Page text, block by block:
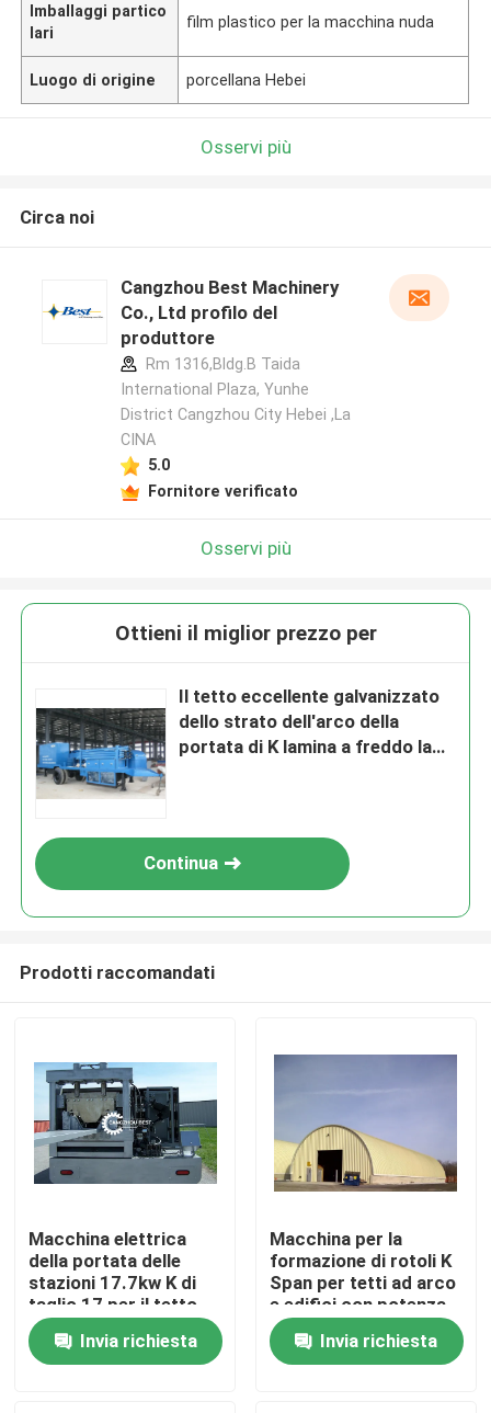
Casa
Prodotti
Imballaggi partico
lari
film plastico per la macchina nuda
Luogo di origine porcellana Hebei
Osservi più
Circa noi
Cangzhou Best Machinery
Co., Ltd profilo del
produttore
Rm 1316,Bldg.B Taida
International Plaza, Yunhe
District Cangzhou City Hebei ,La
CINA
5.0
Fornitore verificato
Osservi più
Ottieni il miglior prezzo per
Il tetto eccellente galvanizzato
dello strato dell'arco della
portata di K lamina a freddo la
Continua
Prodotti raccomandati
Macchina elettrica
della portata delle
stazioni 17.7kw K di
taglio 17 per il tetto
Invia richiesta
Macchina per la
formazione di rotoli K
Span per tetti ad arco
e edifici con potenza
di 7,5 kW
Invia richiesta